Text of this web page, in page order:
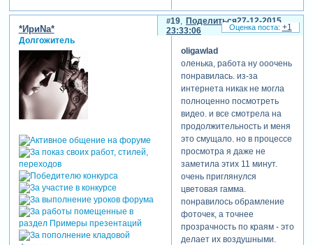
сегодня мы
станем мужем и
женой и
посвятим
наши жизни
прелестной
вещи, которую
мы зовем
любовью.
итак, сейчас я
стою хорошо
одетый и
готовый
в черном
костюме,
который ты
сказала мне
надеть,
Поделиться
19
27-12-2015
23:33:06
*ИриNа*
Долгожитель
oligawlad
оленька, работа ну ооочень
понравилась. из-за
интернета никак не могла
полноценно посмотреть
видео. и все смотрела на
продолжительность и меня
это смущало. но в процессе
просмотра я даже не
заметила этих 11 минут.
очень приглянулся
цветовая гамма.
понравилось обрамление
фоточек, а точнее
прозрачность по краям - это
делает их воздушными.
+1